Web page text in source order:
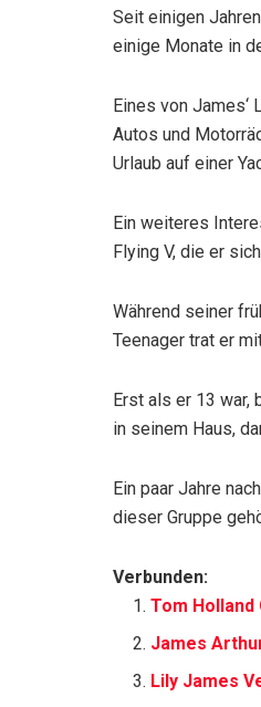
Seit einigen
einige Monate in
Eines von
Autos und
Urlaub auf einer
Ein weiteres
Flying V, die er
Während seiner
Teenager trat er
Erst als er 13
in seinem Haus,
Ein paar Jahre
dieser Gruppe
Verbunden:
Tom
James
Lily James